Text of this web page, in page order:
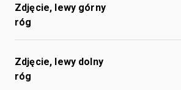
Zdjęcie, lewy górny
róg
Zdjęcie, lewy dolny
róg